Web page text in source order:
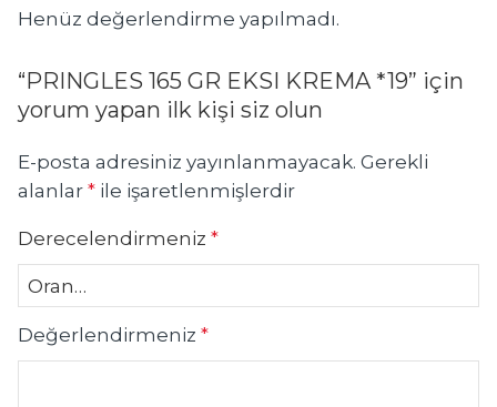
Henüz değerlendirme yapılmadı.
“PRINGLES 165 GR EKSI KREMA *19” için
yorum yapan ilk kişi siz olun
E-posta adresiniz yayınlanmayacak. Gerekli
alanlar * ile işaretlenmişlerdir
Derecelendirmeniz *
Değerlendirmeniz *